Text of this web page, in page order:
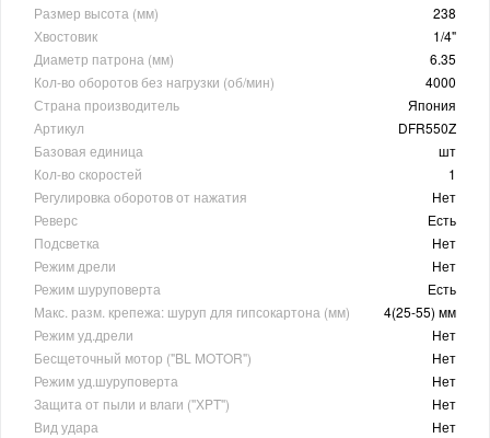
Размер высота (мм)
238
Хвостовик
1/4"
Диаметр патрона (мм)
6.35
Кол-во оборотов без нагрузки (об/мин)
4000
Страна производитель
Япония
Артикул
DFR550Z
Базовая единица
шт
Кол-во скоростей
1
Регулировка оборотов от нажатия
Нет
Реверс
Есть
Подсветка
Нет
Режим дрели
Нет
Режим шуруповерта
Есть
Макс. разм. крепежа: шуруп для гипсокартона (мм)
4(25-55) мм
Режим уд.дрели
Нет
Бесщеточный мотор ("BL MOTOR")
Нет
Режим уд.шуруповерта
Нет
Защита от пыли и влаги (''ХPT'')
Нет
Вид удара
Нет